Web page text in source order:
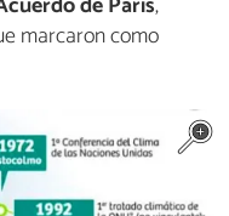
marcaron como